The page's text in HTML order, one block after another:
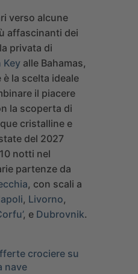
verso alcune
affascinanti dei
privata di
Key alle Bahamas,
la scelta ideale
il piacere
la scoperta di
cristalline e
del 2027
notti nel
partenze da
, con scali a
, Livorno,
, e Dubrovnik.
crociere su
nave